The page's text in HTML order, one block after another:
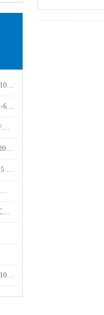
德国Volkmann 耐压冲击真空输送机110144 M360用于处理散装货物
德国Amtec Spannhydraulik液压螺母K-6.213车削直径从 Ø 2 到 600 mm
德国SATA自动喷枪jet 3000 K RP用于汽车修补行业使用
德国Mink Bürsten工业用条形刷STL-2000用于工业制造行业使用
德国Suhner 软轴 NA 10 x 2000 DIN 15 / G 28 技术资料工厂现货
德国Poynting 高压电源和高能脉冲电磁的技术资料
Burocco阀门型号全解析：精准匹配工况，意式精工赋能多元工业
MeTool噪声传感器 AN-SEN-KS03-A10高精度声学测量设备